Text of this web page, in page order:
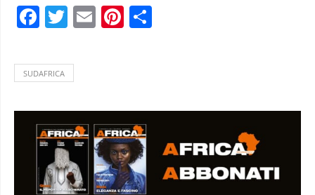
Facebook
Twitter
EmailPinterest
SUDAFRICA